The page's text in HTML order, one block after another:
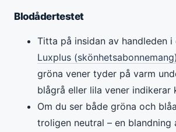
Blodådertestet
Titta på insidan av handleden i
Luxplus (skönhetsabonnemang)
gröna vener tyder på varm
blågrå eller lila vener indikerar
Om du ser både gröna och
troligen neutral – en blandning